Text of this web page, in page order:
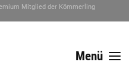
Mitglied der Kömmerling
Menü